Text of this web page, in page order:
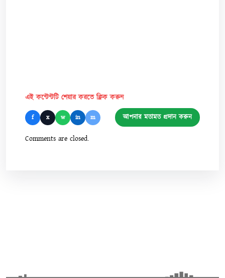
এই কন্টেন্টটি শেয়ার করতে ক্লিক করুন
f x w in m আপনার মতামত প্রদান করুন
Comments are closed.